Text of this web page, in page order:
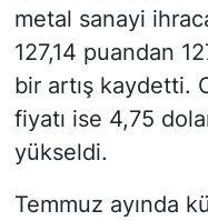
metal sanayi
127,14 puandan
bir artış kaydetti.
fiyatı ise 4,75
yükseldi.
Temmuz ayında